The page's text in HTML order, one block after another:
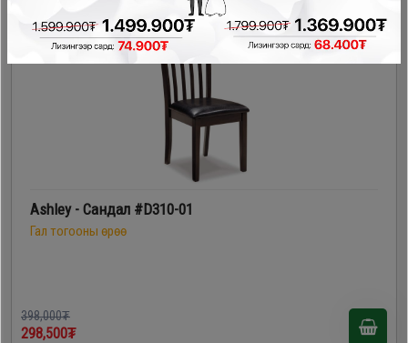
Ashley - Сандал #D310-01
Гал тогооны өрөө
398,000₮
298,500₮